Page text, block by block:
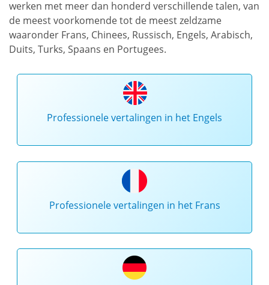
werken met meer dan honderd verschillende talen, van
de meest voorkomende tot de meest zeldzame
waaronder Frans, Chinees, Russisch, Engels, Arabisch,
Duits, Turks, Spaans en Portugees.
Professionele vertalingen in het Engels
Professionele vertalingen in het Frans